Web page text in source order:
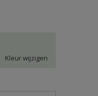
Kleur wijzigen